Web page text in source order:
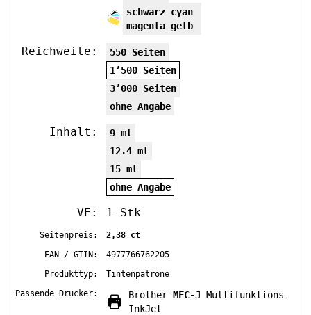
schwarz cyan
magenta gelb
Reichweite:
550 Seiten
1’500 Seiten
3’000 Seiten
ohne Angabe
Inhalt:
9 ml
12.4 ml
15 ml
ohne Angabe
VE: 1 Stk
Seitenpreis:
2,38 ct
EAN / GTIN:
4977766762205
Produkttyp:
Tintenpatrone
Passende Drucker:
Brother MFC-J Multifunktions-
InkJet